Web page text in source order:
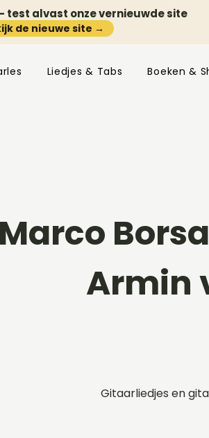
test alvast onze vernieuwde site
de nieuwe site →
Liedjes & Tabs Boeken &
Marco
Armin
Gitaarliedjes en